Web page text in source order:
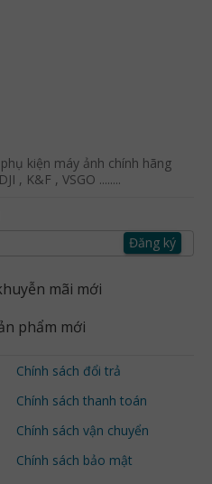
kiện máy ảnh chính hãng
, K&F , VSGO ........
Đăng ký
mãi mới
phẩm mới
Chính sách đổi trả
Chính sách thanh toán
Chính sách vận chuyển
Chính sách bảo mật